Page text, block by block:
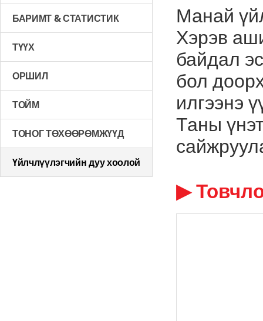
БАРИМТ & СТАТИСТИК
ТҮҮХ
ОРШИЛ
ТОЙМ
ТОНОГ ТӨХӨӨРӨМЖҮҮД
Үйлчлүүлэгчийн дуу хоолой
Манай
Хэрэв
байдал
бол
илгээнэ
Таны
▶